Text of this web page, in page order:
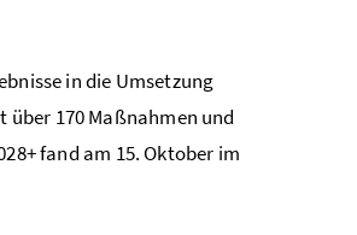
in die Umsetzung
über 170 Maßnahmen und
fand am 15. Oktober im